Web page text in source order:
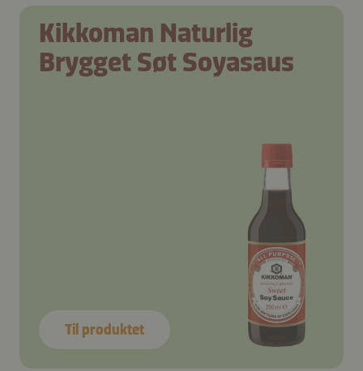
Kikkoman Naturlig
Brygget Søt Soyasaus
Til produktet